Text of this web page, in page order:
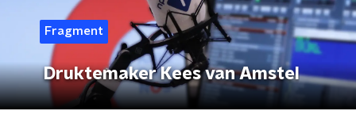
Fragment
Druktemaker Kees van Amstel